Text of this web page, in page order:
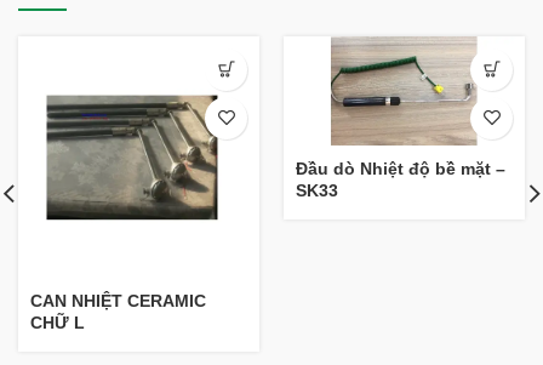
CAN NHIỆT CERAMIC
CHỮ L
Đầu dò Nhiệt độ bề mặt –
SK33